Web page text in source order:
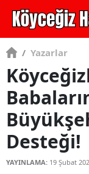
/ Yazarlar
Desteği!
YAYINLAMA: 19 Şubat